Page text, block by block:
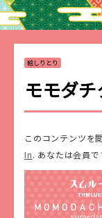
絵しりとり
モモダ
このコンテンツを
In. あなたは会員で